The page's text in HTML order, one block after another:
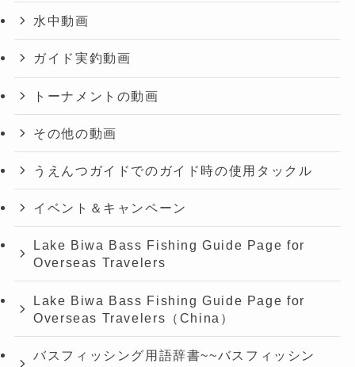
水中動画
ガイド実釣動画
トーナメントの動画
その他の動画
うえんつガイドでのガイド時の使用タックル
イベント＆キャンペーン
Lake Biwa Bass Fishing Guide Page for
Overseas Travelers
Lake Biwa Bass Fishing Guide Page for
Overseas Travelers（China）
バスフィッシング用語辞書~~バスフィッシン